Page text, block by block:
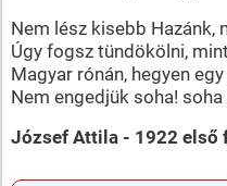
Nem lész kisebb Hazánk,
Úgy fogsz tündökölni,
Magyar rónán, hegyen
Nem engedjük soha!
József Attila - 1922 első